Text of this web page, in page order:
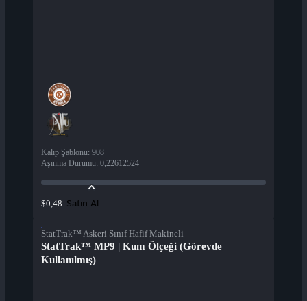
Kalıp Şablonu: 908
Aşınma Durumu: 0,22612524
$0,48 Satın Al
StatTrak™ Askeri Sınıf Hafif Makineli
StatTrak™ MP9 | Kum Ölçeği (Görevde
Kullanılmış)